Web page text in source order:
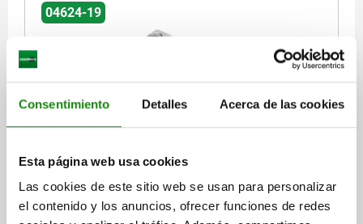
Consentimiento Detalles Acerca de las cookies
Esta página web usa cookies
Las cookies de este sitio web se usan para personalizar
el contenido y los anuncios, ofrecer funciones de redes
04624-19
DOBLE EFECTO, DK=25, CANALES PERFORADOS
ALUMINIO
DIÁMETRO DEL PISTÓN=25